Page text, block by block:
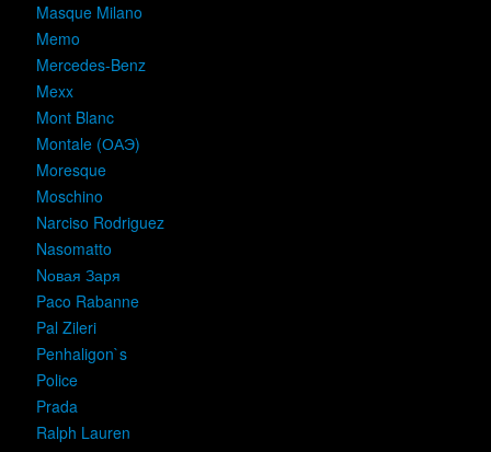
Masque Milano
Memo
Mercedes-Benz
Mexx
Mont Blanc
Montale (ОАЭ)
Moresque
Moschino
Narciso Rodriguez
Nasomatto
Nовая Заря
Paco Rabanne
Pal Zileri
Penhaligon`s
Police
Prada
Ralph Lauren